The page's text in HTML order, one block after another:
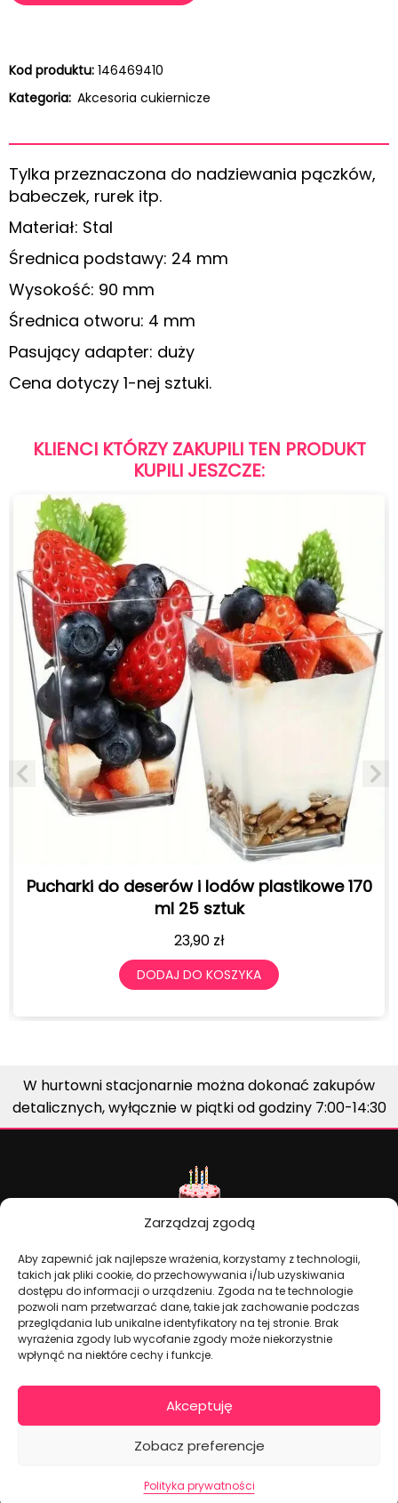
Zarządzaj zgodą
Aby zapewnić jak najlepsze wrażenia, korzystamy z technologii,
takich jak pliki cookie, do przechowywania i/lub uzyskiwania
dostępu do informacji o urządzeniu. Zgoda na te technologie
pozwoli nam przetwarzać dane, takie jak zachowanie podczas
przeglądania lub unikalne identyfikatory na tej stronie. Brak
wyrażenia zgody lub wycofanie zgody może niekorzystnie
wpłynąć na niektóre cechy i funkcje.
Akceptuję
Zobacz preferencje
Polityka prywatności
Kod produktu: 146469410
Kategoria: Akcesoria cukiernicze
Tylka przeznaczona do nadziewania pączków,
babeczek, rurek itp.
Materiał: Stal
Średnica podstawy: 24 mm
Wysokość: 90 mm
Średnica otworu: 4 mm
Pasujący adapter: duży
Cena dotyczy 1-nej sztuki.
KLIENCI KTÓRZY ZAKUPILI TEN PRODUKT
KUPILI JESZCZE:
Pucharki do deserów i lodów plastikowe
ml 25 sztuk
19,90
DODAJ DO KOSZYKA
W hurtowni stacjonarnie można dokonać zakupów
detalicznych, wyłącznie w piątki od godziny 7:00-14:30
Dekoracje na torty i akcesoria imprezowe
KONTAKT I DANE FIRMOWE
+48 511 246 275
tortoweozdoby.sklep@gmail.com
ul. Modularna 12, 02-238 Warszawa
Giełda Spożywcza Okęcie Pawilon 403
Pon.-Pt.: 07:00 - 14:30